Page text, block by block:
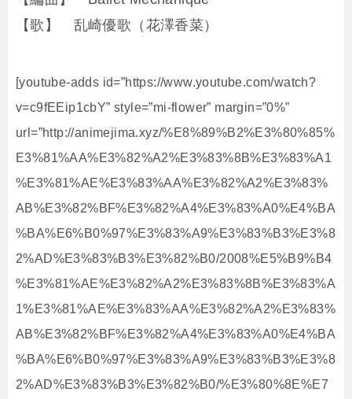
【歌】 乱崎優歌（花澤香菜）
[youtube-adds id=”https://www.youtube.com/watch?
v=c9fEEip1cbY” style=”mi-flower” margin=”0%”
url=”http://animejima.xyz/%E8%89%B2%E3%80%85%
E3%81%AA%E3%82%A2%E3%83%8B%E3%83%A1
%E3%81%AE%E3%83%AA%E3%82%A2%E3%83%
AB%E3%82%BF%E3%82%A4%E3%83%A0%E4%BA
%BA%E6%B0%97%E3%83%A9%E3%83%B3%E3%8
2%AD%E3%83%B3%E3%82%B0/2008%E5%B9%B4
%E3%81%AE%E3%82%A2%E3%83%8B%E3%83%A
1%E3%81%AE%E3%83%AA%E3%82%A2%E3%83%
AB%E3%82%BF%E3%82%A4%E3%83%A0%E4%BA
%BA%E6%B0%97%E3%83%A9%E3%83%B3%E3%8
2%AD%E3%83%B3%E3%82%B0/%E3%80%8E%E7